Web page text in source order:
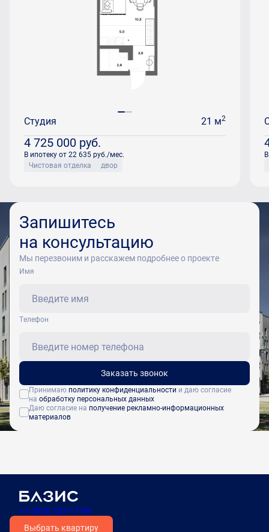
Студия 21 м2
4 725 000 руб.
В ипотеку от 22 635 руб./мес.
Чистовая отделка
двор
Запишитесь
на консультацию
Мы перезвоним и расскажем подробнее о проекте
Имя
Tелефон
Заказать звонок
Принимаю политику конфиденциальности и даю согласие
на обработку персональных данных
Даю согласие на получение рекламно-информационных
материалов
+7 (800) 333-17-89
Выбрать квартиру